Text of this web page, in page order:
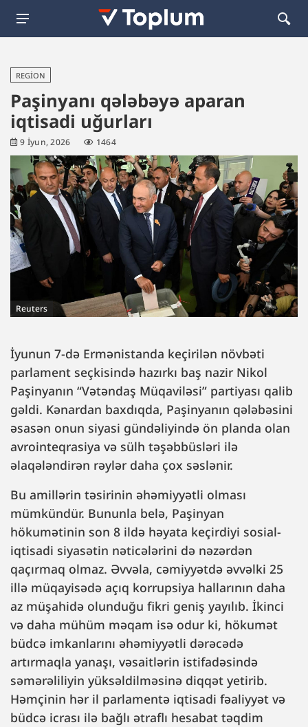
REGION
Paşinyanı qələbəyə aparan
iqtisadi uğurları
9 İyun, 2026 1464
Reuters
İyunun 7-də Ermənistanda keçirilən növbəti
parlament seçkisində hazırkı baş nazir Nikol
Paşinyanın “Vətəndaş Müqaviləsi” partiyası qalib
gəldi. Kənardan baxdıqda, Paşinyanın qələbəsini
əsasən onun siyasi gündəliyində ön planda olan
avrointeqrasiya və sülh təşəbbüsləri ilə
əlaqələndirən rəylər daha çox səslənir.
Bu amillərin təsirinin əhəmiyyətli olması
mümkündür. Bununla belə, Paşinyan
hökumətinin son 8 ildə həyata keçirdiyi sosial-
iqtisadi siyasətin nəticələrini də nəzərdən
qaçırmaq olmaz. Əvvəla, cəmiyyətdə əvvəlki 25
illə müqayisədə açıq korrupsiya hallarının daha
az müşahidə olunduğu fikri geniş yayılıb. İkinci
və daha mühüm məqam isə odur ki, hökumət
büdcə imkanlarını əhəmiyyətli dərəcədə
artırmaqla yanaşı, vəsaitlərin istifadəsində
səmərəliliyin yüksəldilməsinə diqqət yetirib.
Həmçinin hər il parlamentə iqtisadi fəaliyyət və
büdcə icrası ilə bağlı ətraflı hesabat təqdim